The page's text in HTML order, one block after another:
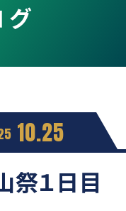
グ
10.25
祭１日目